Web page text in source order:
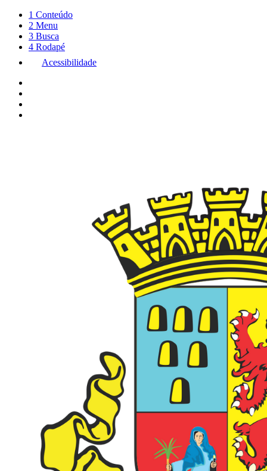
1 Conteúdo
2 Menu
3 Busca
4 Rodapé
Acessibilidade